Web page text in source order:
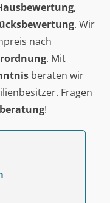
,
. Wir
nach
. Mit
beraten wir
Fragen
!